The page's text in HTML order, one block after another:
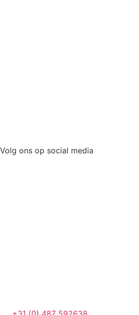
Volg ons op social media